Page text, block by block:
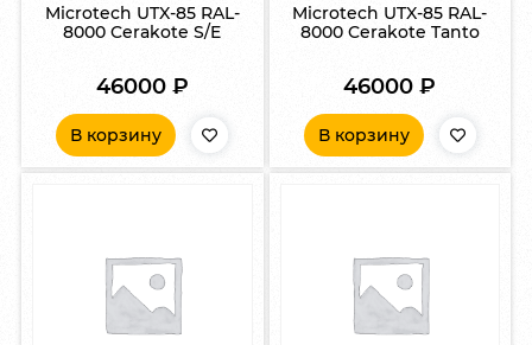
Microtech UTX-85 RAL-
8000 Cerakote S/E
46000 ₽
В корзину
Microtech UTX-85 RAL-
8000 Cerakote Tanto
46000₽
В корзину